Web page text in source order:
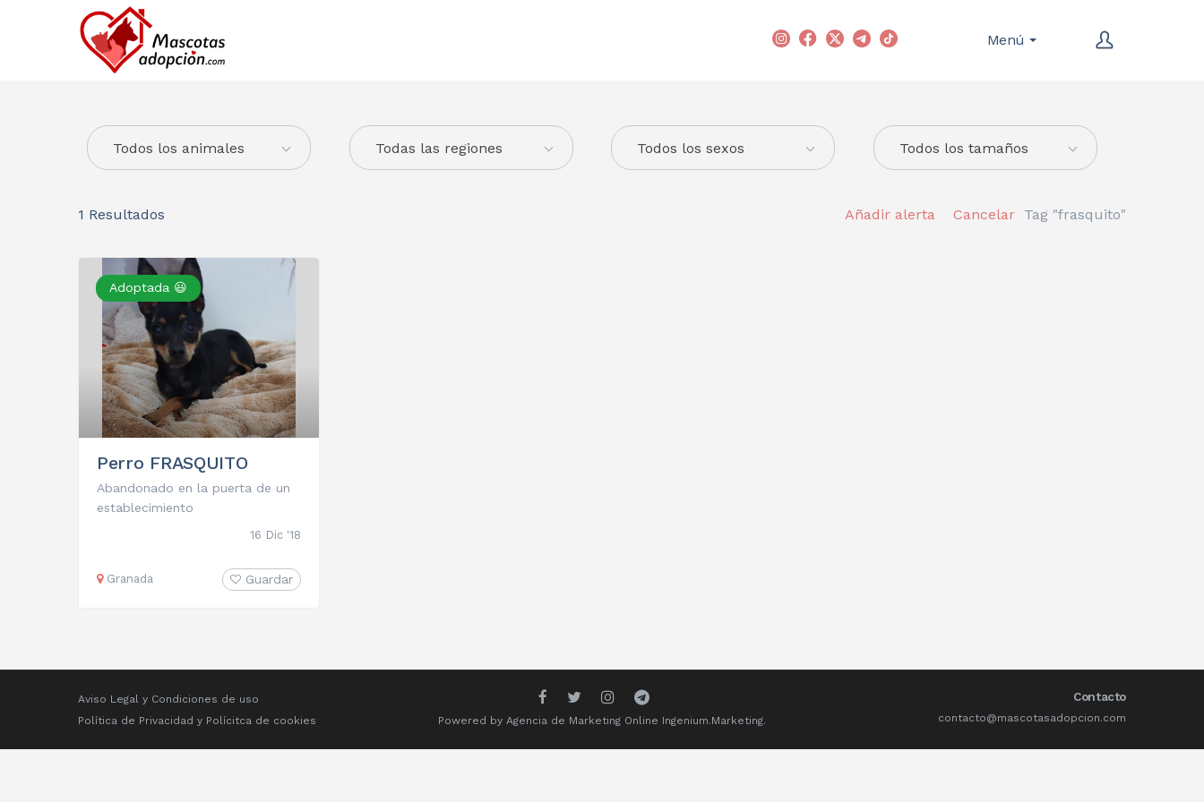
Menú
Todas las regiones
Todos los animales Todos los sexos Todos los tamaños
1 Resultados Tag "frasquito"
Cancelar
Añadir alerta
Adoptada 😃
Perro FRASQUITO
Abandonado en la puerta de un
establecimiento
16 Dic '18
Granada Guardar
Aviso Legal y Condiciones de uso
Política de Privacidad y Polícitca de cookies Powered by Agencia de Marketing Online Ingenium.Marketing.
Contacto
contacto@mascotasadopcion.com